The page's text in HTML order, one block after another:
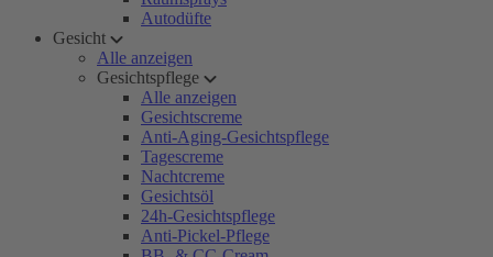
Autodüfte
Gesicht
Alle anzeigen
Gesichtspflege
Alle anzeigen
Gesichtscreme
Anti-Aging-Gesichtspflege
Tagescreme
Nachtcreme
Gesichtsöl
24h-Gesichtspflege
Anti-Pickel-Pflege